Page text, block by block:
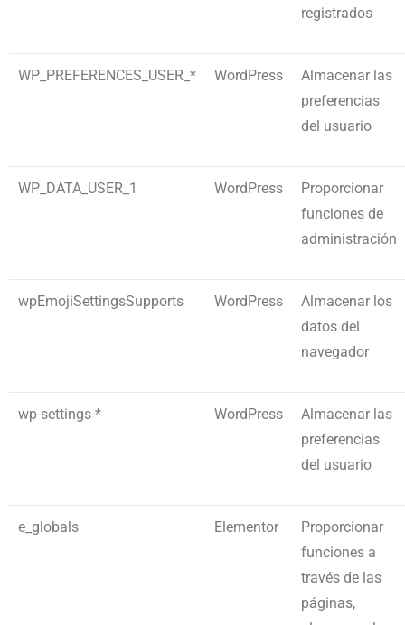
registrados
WP_PREFERENCES_USER_* WordPress
Almacenar las
preferencias
del usuario
WP_DATA_USER_1 WordPress
Proporcionar
funciones de
administración
wpEmojiSettingsSupports WordPress
Almacenar los
datos del
navegador
wp-settings-* WordPress
Almacenar las
preferencias
del usuario
e_globals Elementor
Proporcionar
funciones a
través de las
páginas,